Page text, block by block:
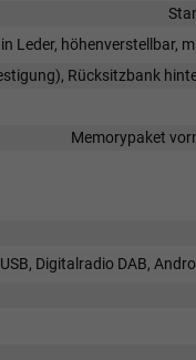
in Leder, höhenverstellbar,
Rücksitzbank
Memorypaket
Digitalradio DAB,